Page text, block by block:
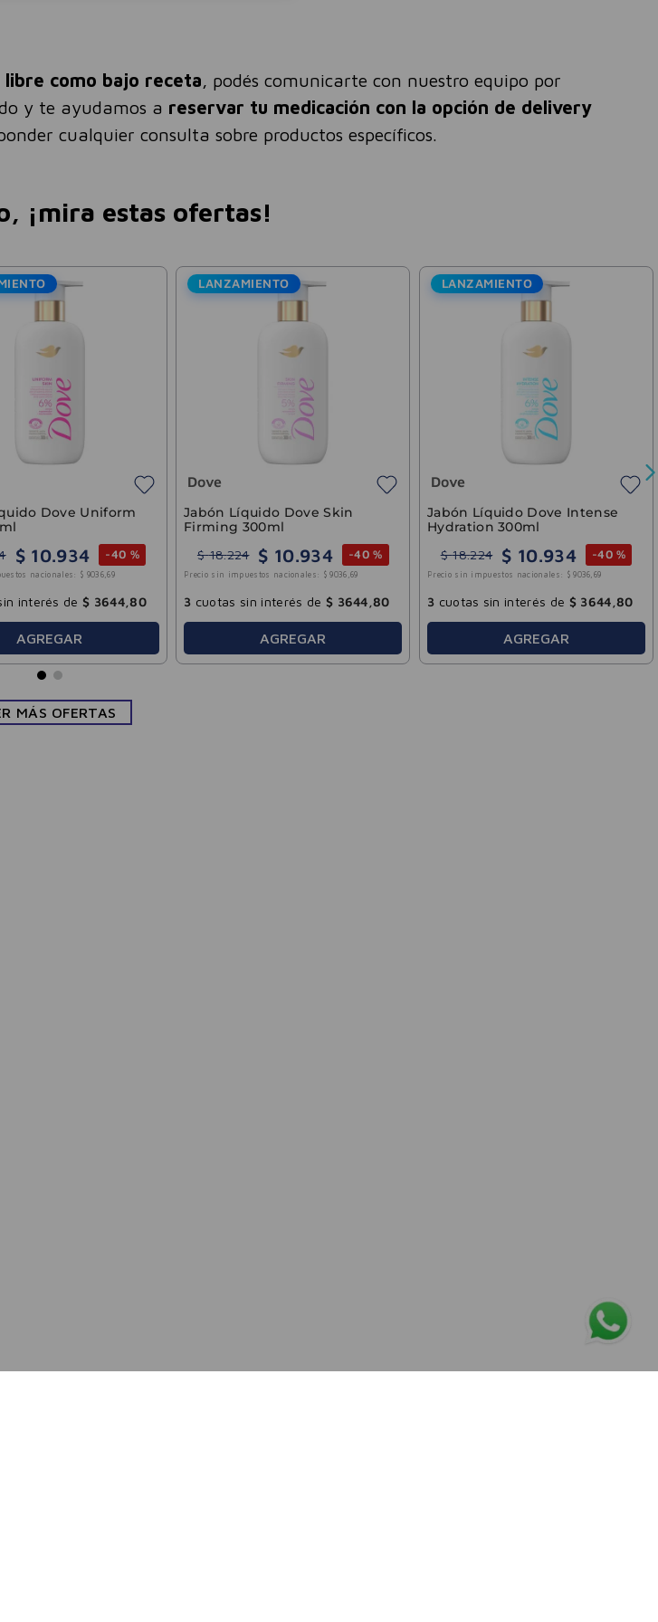
como bajo receta, podés comunicarte con nuestro equipo por
y te ayudamos a reservar tu medicación con la opción de delivery
cualquier consulta sobre productos específicos.
¡mira estas ofertas!
Dove Uniform
$ 10.934 -40 %
nacionales: $ 9036,69
interés de $ 3644 ,80
AGREGAR
LANZAMIENTO
Dove
Jabón Líquido Dove Skin
Firming 300ml
$ 18.224 $ 10.934 -40 %
Precio sin impuestos nacionales: $ 9036 ,69
3 cuotas sin interés de $ 3644 ,80
AGREGAR
LANZAMIENTO
Dove
Jabón Líquido Dove Intense
Hydration 300ml
$ 18.224 $ 10.934 -40 %
Precio sin impuestos nacionales: $ 9036, 69
3 cuotas sin interés de $ 3644 80
AGREGAR
MÁS OFERTAS